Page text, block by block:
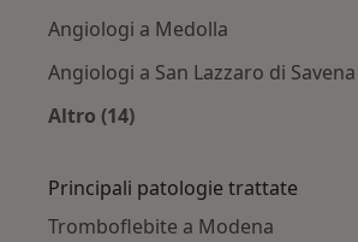
Angiologi a Medolla
Angiologi a San Lazzaro di Savena
Altro (14)
Principali patologie trattate
Tromboflebite a Modena